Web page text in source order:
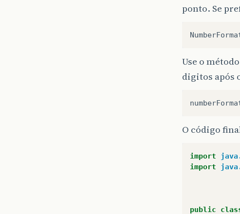
ponto. Se
Use o
digitos após
O código
import
import
public